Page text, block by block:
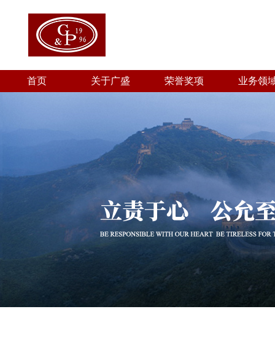
首页 关于广盛 荣誉奖项 业务领